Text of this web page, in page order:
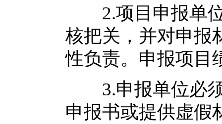
2.项目申报单位
核把关，并对申报
性负责。申报项目
3.申报单位必须
申报书或提供虚假